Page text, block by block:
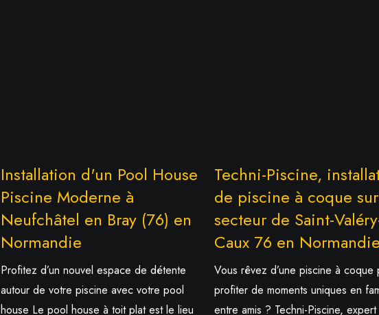
Installation d'un Pool House
Piscine Moderne à
Neufchâtel en Bray (76) en
Normandie
Profitez d’un nouvel espace de détente
autour de votre piscine avec votre pool
house Le pool house à toit plat est le lieu
Techni-Piscine,
de piscine à coque
secteur de Saint-
Caux 76 en
Vous rêvez d’une piscine à coque
profiter de moments uniques en
entre amis ? Techni-Piscine,